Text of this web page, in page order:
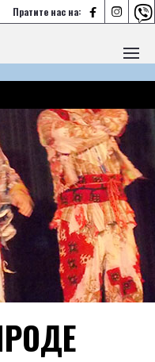
Пратите нас на:   